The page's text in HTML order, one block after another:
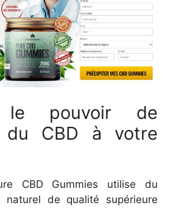
le pouvoir de
du CBD à votre
CBD Gummies utilise du
naturel de qualité supérieure